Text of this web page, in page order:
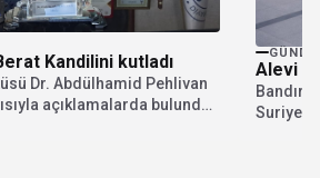
Pehlivan Berat Kandilini kutladı
Dr. Abdülhamid Pehlivan
açıklamalarda bulundu.
Alevi